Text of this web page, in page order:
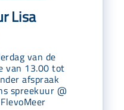
Lisa
van de
van 13.00 tot
afspraak
spreekuur @